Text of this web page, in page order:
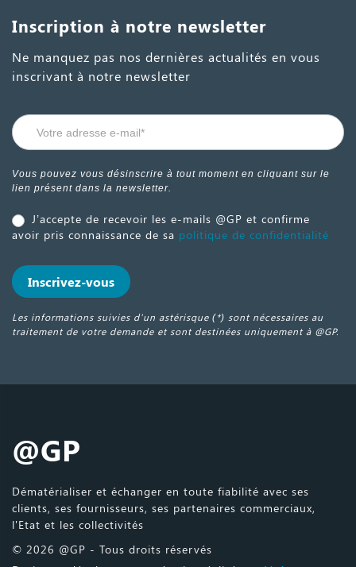
Inscription à notre newsletter
Ne manquez pas nos dernières actualités en vous
inscrivant à notre newsletter
Form
newsletter
-
FR
Vous pouvez vous désinscrire à tout moment en cliquant sur le
lien présent dans la newsletter.
J’accepte de recevoir les e-mails @GP et confirme
avoir pris connaissance de sa politique de confidentialité
Si vous
êtes un
ne
pas ce
champ.
Inscrivez-vous
Les informations suivies d'un astérisque (*) sont nécessaires au
traitement de votre demande et sont destinées uniquement à @GP.
@GP
Dématérialiser et échanger en toute fiabilité avec ses
clients, ses fournisseurs, ses partenaires commerciaux,
l'Etat et les collectivités
© 2026 @GP - Tous droits réservés